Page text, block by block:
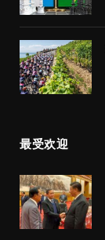
最受欢迎